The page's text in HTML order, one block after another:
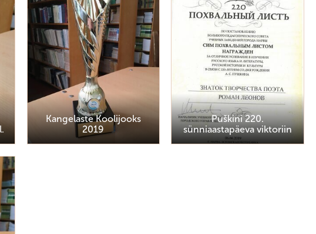
Kangelaste Koolijooks
2019
Puškini 220.
sünniaastapäeva viktoriin